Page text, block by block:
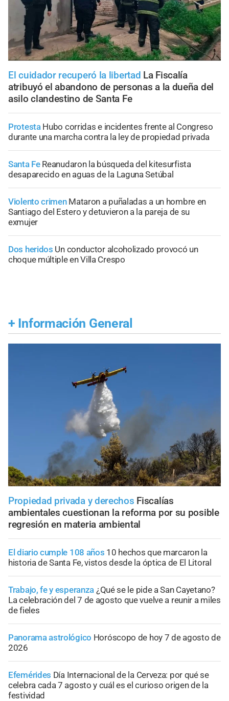
El cuidador recuperó la libertad La Fiscalía
atribuyó el abandono de personas a la dueña del
asilo clandestino de Santa Fe
Protesta Hubo corridas e incidentes frente al Congreso
durante una marcha contra la ley de propiedad privada
Santa Fe Reanudaron la búsqueda del kitesurfista
desaparecido en aguas de la Laguna Setúbal
Violento crimen Mataron a puñaladas a un hombre en
Santiago del Estero y detuvieron a la pareja de su
exmujer
Dos heridos Un conductor alcoholizado provocó un
choque múltiple en Villa Crespo
+ Información General
Propiedad privada y derechos Fiscalías
ambientales cuestionan la reforma por su posible
regresión en materia ambiental
El diario cumple 108 años 10 hechos que marcaron la
historia de Santa Fe, vistos desde la óptica de El Litoral
Trabajo, fe y esperanza ¿Qué se le pide a San Cayetano?
La celebración del 7 de agosto que vuelve a reunir a miles
de fieles
Panorama astrológico Horóscopo de hoy 7 de agosto de
2026
Efemérides Día Internacional de la Cerveza: por qué se
celebra cada 7 agosto y cuál es el curioso origen de la
festividad